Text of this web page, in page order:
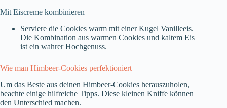
Mit Eiscreme kombinieren
Serviere die Cookies warm mit einer Kugel Vanilleeis.
Die Kombination aus warmen Cookies und kaltem Eis
ist ein wahrer Hochgenuss.
Wie man Himbeer-Cookies perfektioniert
Um das Beste aus deinen Himbeer-Cookies herauszuholen,
beachte einige hilfreiche Tipps. Diese kleinen Kniffe können
den Unterschied machen.